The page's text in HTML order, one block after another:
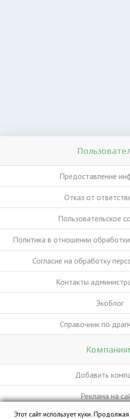
Предоставление
Отказ от
Пользовательское
Политика в отношении
Согласие на обработку
Контакты
ЭкоБлог
Справочник по
Добавить
Реклама на
Этот сайт использует куки.